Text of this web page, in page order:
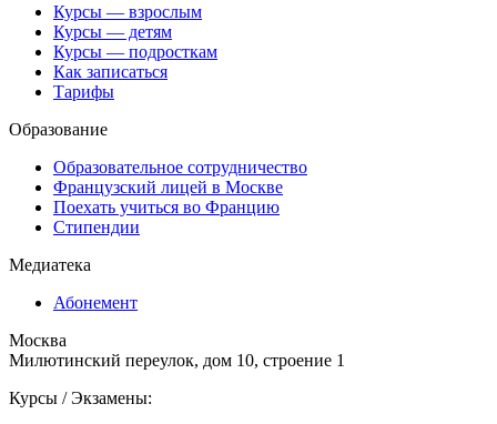
Курсы — взрослым
Курсы — детям
Курсы — подросткам
Как записаться
Тарифы
Образование
Образовательное сотрудничество
Французский лицей в Москве
Поехать учиться во Францию
Стипендии
Медиатека
Абонемент
Москва
Милютинский переулок, дом 10, строение 1
Курсы / Экзамены: